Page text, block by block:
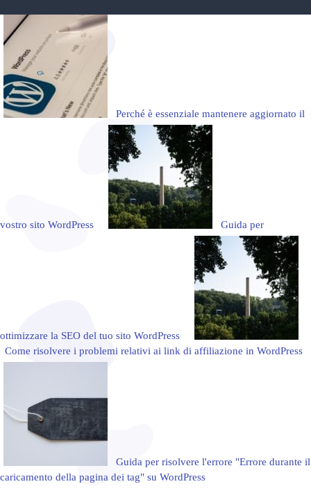
Perché è essenziale mantenere aggiornato il
vostro sito WordPress Guida per
ottimizzare la SEO del tuo sito WordPress
Come risolvere i problemi relativi ai link di affiliazione in WordPress
Guida per risolvere l'errore "Errore durante il
caricamento della pagina dei tag" su WordPress